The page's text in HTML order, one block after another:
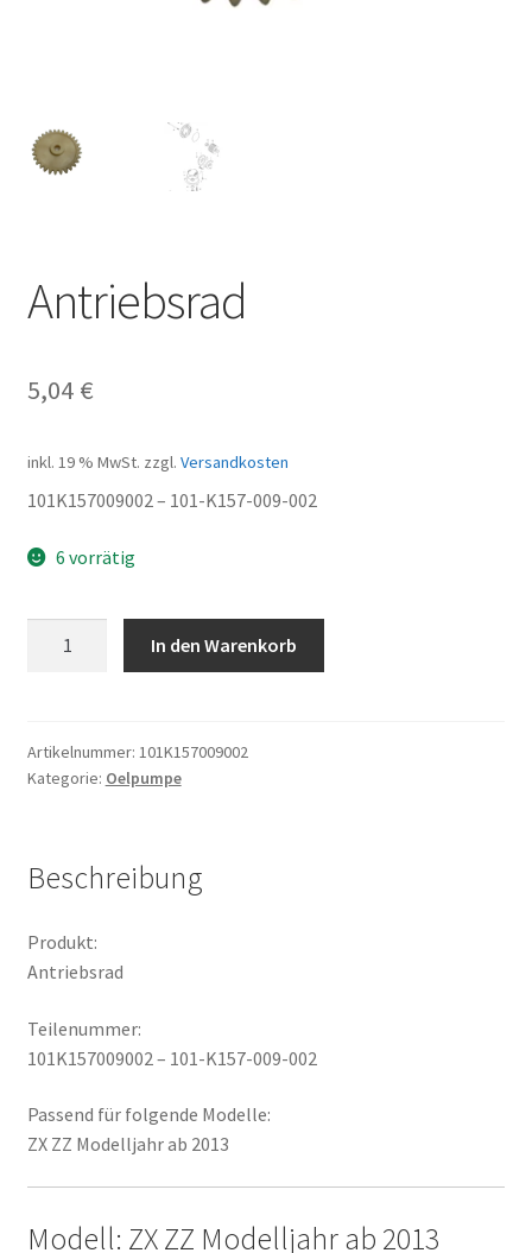
Antriebsrad
5,04 €
inkl. 19 % MwSt. zzgl. Versandkosten
101K157009002 – 101-K157-009-002
6 vorrätig
In den Warenkorb
Artikelnummer: 101K157009002
Kategorie: Oelpumpe
Beschreibung
Produkt:
Antriebsrad
Teilenummer:
101K157009002 – 101-K157-009-002
Passend für folgende Modelle:
ZX ZZ Modelljahr ab 2013
Modell: ZX ZZ Modelljahr ab 2013